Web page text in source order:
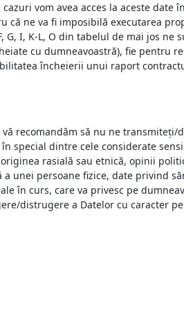
vom avea acces la aceste date
că ne va fi imposibilă executarea
I, K-L, O din tabelul de mai jos ne
cu dumneavoastră), fie pentru
încheierii unui raport
recomandăm să nu ne transmiteți/
special dintre cele considerate
rasială sau etnică, opinii
unei persoane fizice, date privind
în curs, care va privesc pe
distrugere a Datelor cu caracter